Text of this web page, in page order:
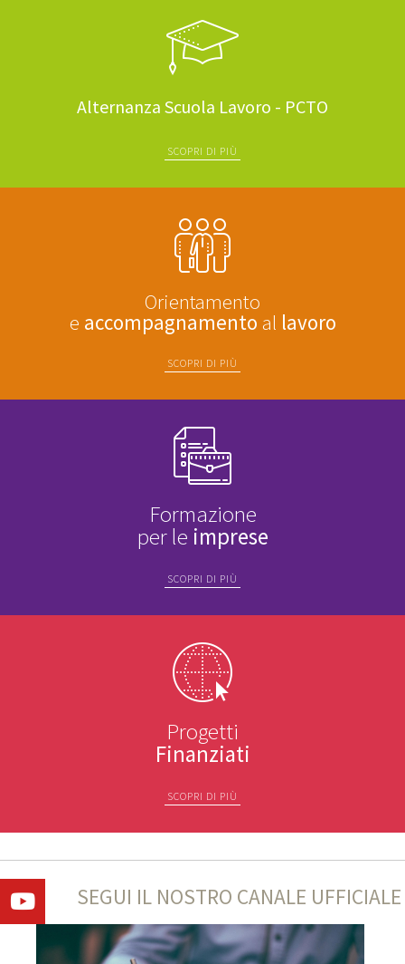
Alternanza Scuola Lavoro - PCTO
SCOPRI DI PIÙ
Orientamento
e accompagnamento al lavoro
SCOPRI DI PIÙ
Formazione
per le imprese
SCOPRI DI PIÙ
Progetti
Finanziati
SCOPRI DI PIÙ
SEGUI IL NOSTRO CANALE UFFICIALE